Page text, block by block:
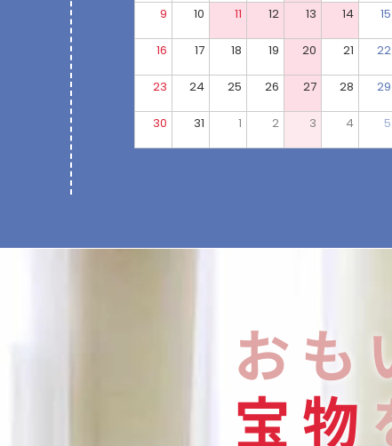
9 10 11 12 13 14 15
16 17 18 19 20 21 22
23 24 25 26 27 28 29
30 31 1 2 3 4 5
おも
宝物